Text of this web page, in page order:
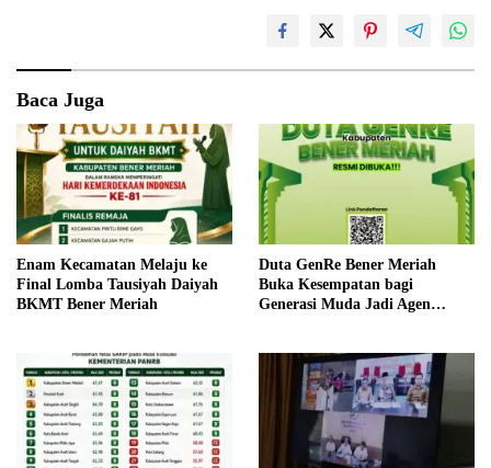
Baca Juga
Enam Kecamatan Melaju ke
Final Lomba Tausiyah Daiyah
BKMT Bener Meriah
Duta GenRe Bener Meriah
Buka Kesempatan bagi
Generasi Muda Jadi Agen